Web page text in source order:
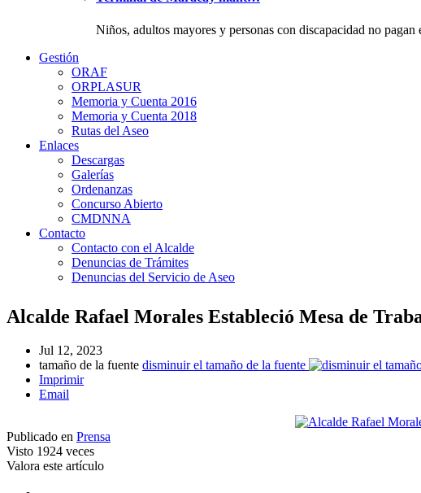
Niños, adultos mayores y personas con discapacidad no
Gestión
ORAF
ORPLASUR
Memoria y Cuenta 2016
Memoria y Cuenta 2018
Rutas del Aseo
Enlaces
Descargas
Galerías
Ordenanzas
Concurso Abierto
CMDNNA
Contacto
Contacto con el Alcalde
Denuncias de Trámites
Denuncias del Servicio de Aseo
Alcalde Rafael Morales Estableció Mesa de
Jul 12, 2023
tamaño de la fuente disminuir el tamaño de la fuente
Imprimir
Email
Publicado en Prensa
Visto 1924 veces
Valora este artículo